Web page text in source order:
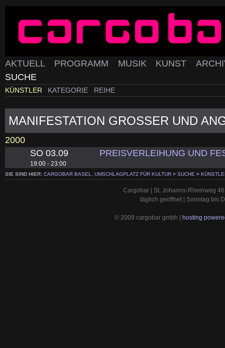
AKTUELL PROGRAMM MUSIK KUNST
SUCHE
KÜNSTLER KATEGORIE REIHE
MANIFESTATION GROSSER UND
2000
SO 03.09
19:00 - 23:00
PREISVERLEIHUNG UND
SIE SIND HIER: CARGOBAR BASEL, UMSCHLAGPLATZ FÜR KULTUR > SUCHE >
Cargobar | St. Johanns-Rheinweg
täglich geöffnet | Sonntag bis
© 2009 cargobar gmbh | hosting